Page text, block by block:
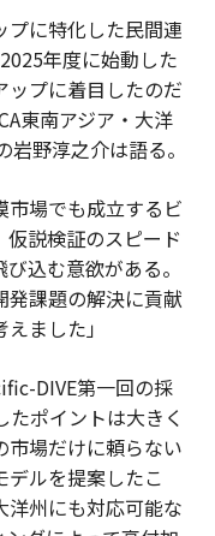
プに特化した民間連
年度に始動した
ップに着目したのだ
東南アジア・大洋
野淳之介は語る。
市場でも成立するビ
説検証のスピード
込む意欲がある。
発課題の解決に貢献
ました」
DIVE第一回の採
ポイントは大きく
市場だけに頼らない
デルを提案したこ
洋州にも対応可能な